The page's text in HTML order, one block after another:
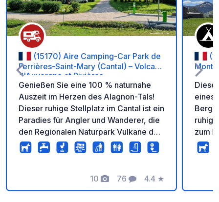
(15170) Aire Camping-Car Park de
Ferrières-Saint-Mary (Cantal) – Volcans
d'Auvergne et Rivières.
Genießen Sie eine 100 % naturnahe
Auszeit im Herzen des Alagnon-Tals!
Dieser ruhige Stellplatz im Cantal ist ein
Paradies für Angler und Wanderer, die
den Regionalen Naturpark Vulkane der
Auvergne entdecken möchten. Eine
Oase der Ruhe und frischen Bergluft.
Einrichtungen mit Stromanschluss an
jedem Stellplatz, Mülltrennung, einer
10
Fotos
76
Kommentare
4.4
Bewertung
★
Diese
eines
zum